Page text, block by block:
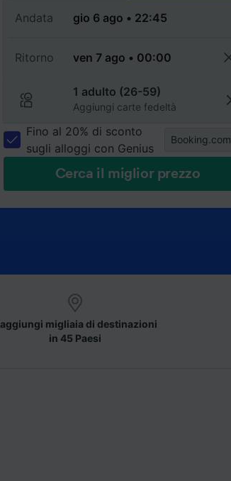
Andata
Ritorno
1 adulto (26-59)
Aggiungi carte fedeltà
Fino al 20% di sconto
sugli alloggi con Genius
Booking.com
Cerca il miglior prezzo
migliaia di destinazioni
in 45 Paesi